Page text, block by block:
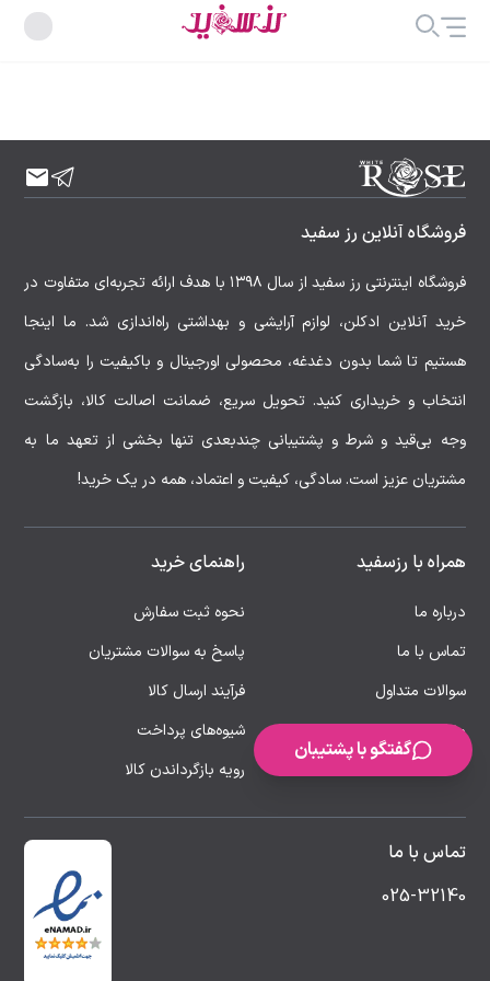
فروشگاه آنلاین رز سفید
فروشگاه اینترنتی رز سفید از سال ۱۳۹۸ با هدف ارائه تجربه‌ای متفاوت در
خرید آنلاین ادکلن، لوازم آرایشی و بهداشتی راه‌اندازی شد. ما اینجا
هستیم تا شما بدون دغدغه، محصولی اورجینال و باکیفیت را به‌سادگی
انتخاب و خریداری کنید. تحویل سریع، ضمانت اصالت کالا، بازگشت
وجه بی‌قید و شرط و پشتیبانی چندبعدی تنها بخشی از تعهد ما به
مشتریان عزیز است. سادگی، کیفیت و اعتماد، همه در یک خرید!
همراه با رزسفید
درباره ما
تماس با ما
سوالات متداول
مقالات
راهنمای خرید
نحوه ثبت سفارش
پاسخ به سوالات مشتریان
فرآیند ارسال کالا
شیوه‌های پرداخت
رویه بازگرداندن کالا
تماس با ما
025-32140
گفتگو با پشتیبان